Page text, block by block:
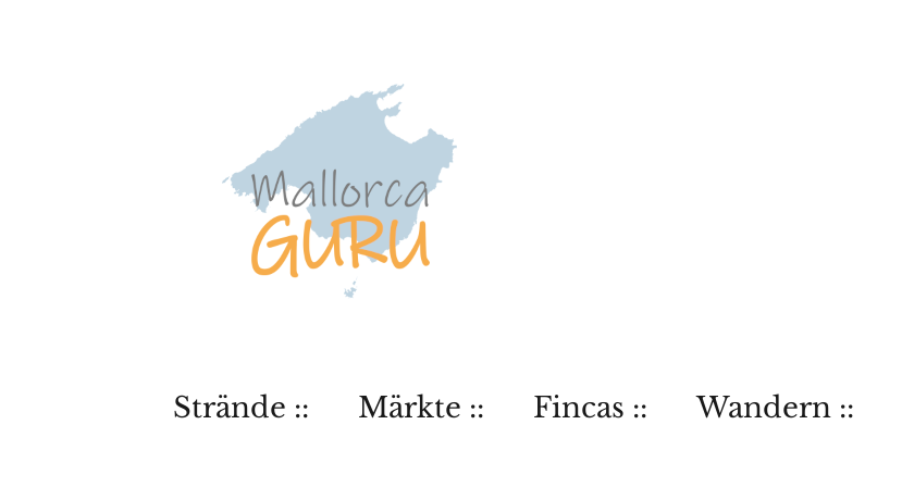
Strände :: Märkte :: Fincas :: Wandern ::